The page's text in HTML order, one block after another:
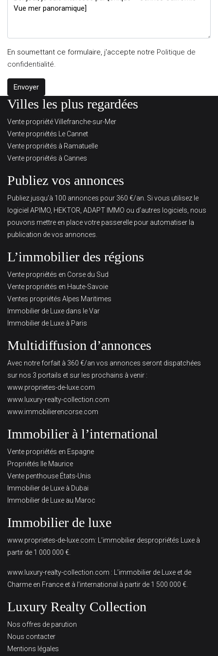
En soumettant ce formulaire, j'accepte notre Politique de
confidentialité.
Envoyer
Villes les plus regardées
Vente propriété Villefranche-sur-Mer
Vente propriétés Le Cannet
Vente propriétés à Ramatuelle
Vente propriétés à Cannes
Publiez vos annonces
Publiez jusqu’à 100 annonces pour 360 €/an. Si vous utilisez le
logiciel APIMO, HEKTOR, ADAPT IMMO ou d’autres logiciels, nous
pouvons mettre en place votre passerelle pour automatiser la
publication de vos annonces.
L’immobilier des régions
Vente propriétés en Corse du Sud
Vente propriétés en Haute-Savoie
Ventes propriétés Alpes Maritimes
Immobilier de Luxe dans le Var
Immobilier de Luxe à Paris
Multidiffusion d’annonces
Avec notre forfait à 360 €/an vos annonces seront dispatchées
sur nos 3 portails et sur les prochains à venir :
www.proprietes-de-luxe.com
www.luxury-realty-collection.com
www.immobilierencorse.com
Immobilier à l’international
Vente propriétés en Espagne
Propriétés Ile Maurice
Vente penthouse États-Unis
Immobilier de Luxe à Dubai
Immobilier de Luxe au Maroc
Immobilier de luxe
www.proprietes-de-luxe.com: L’immobilier despropriétés Luxe à
partir de 1 000 000 €.
www.luxury-realty-collection.com : L’immobilier de Luxe et de
Charme en France et à l’international à partir de 1 500 000 €.
Luxury Realty Collection
Nos offres de parution
Nous contacter
Mentions légales